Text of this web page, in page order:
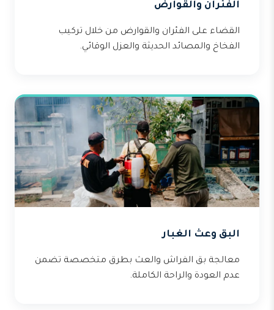
الفئران والقوارض
القضاء على الفئران والقوارض من خلال تركيب
الفخاخ والمصائد الحديثة والعزل الوقائي.
البق وعث الغبار
معالجة بق الفراش والعث بطرق متخصصة تضمن
عدم العودة والراحة الكاملة.